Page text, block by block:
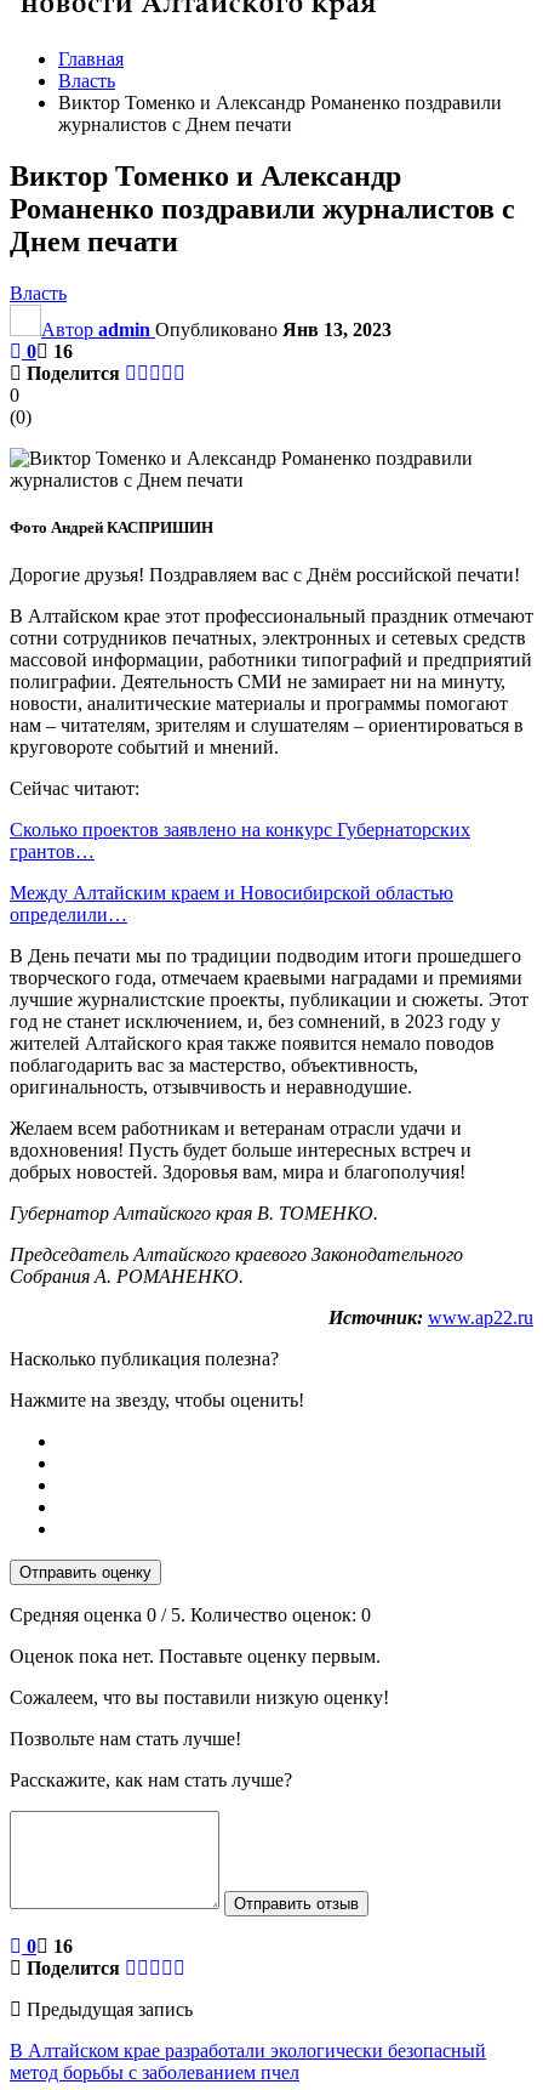
Главная
Власть
Виктор Томенко и Александр Романенко поздравили
журналистов с Днем печати
Виктор Томенко и Александр
Романенко поздравили журналистов с
Днем печати
Власть
Автор admin Опубликовано Янв 13, 2023
0
16
Поделится
0
(0)
Фото Андрей КАСПРИШИН
Дорогие друзья! Поздравляем вас с Днём российской печати!
В Алтайском крае этот профессиональный праздник отмечают
сотни сотрудников печатных, электронных и сетевых средств
массовой информации, работники типографий и предприятий
полиграфии. Деятельность СМИ не замирает ни на минуту,
новости, аналитические материалы и программы помогают
нам – читателям, зрителям и слушателям – ориентироваться в
круговороте событий и мнений.
Сейчас читают:
Сколько проектов заявлено на конкурс Губернаторских
грантов…
Между Алтайским краем и Новосибирской областью
определили…
В День печати мы по традиции подводим итоги прошедшего
творческого года, отмечаем краевыми наградами и премиями
лучшие журналистские проекты, публикации и сюжеты. Этот
год не станет исключением, и, без сомнений, в 2023 году у
жителей Алтайского края также появится немало поводов
поблагодарить вас за мастерство, объективность,
оригинальность, отзывчивость и неравнодушие.
Желаем всем работникам и ветеранам отрасли удачи и
вдохновения! Пусть будет больше интересных встреч и
добрых новостей. Здоровья вам, мира и благополучия!
Губернатор Алтайского края В. ТОМЕНКО.
Председатель Алтайского краевого Законодательного
Собрания А. РОМАНЕНКО.
Источник: www.ap22.ru
Насколько публикация полезна?
Нажмите на звезду, чтобы оценить!
Отправить оценку
Средняя оценка 0 / 5. Количество оценок: 0
Оценок пока нет. Поставьте оценку первым.
Сожалеем, что вы поставили низкую оценку!
Позвольте нам стать лучше!
Расскажите, как нам стать лучше?
Отправить отзыв
0
16
Поделится
Предыдущая запись
В Алтайском крае разработали экологически безопасный
метод борьбы с заболеванием пчел